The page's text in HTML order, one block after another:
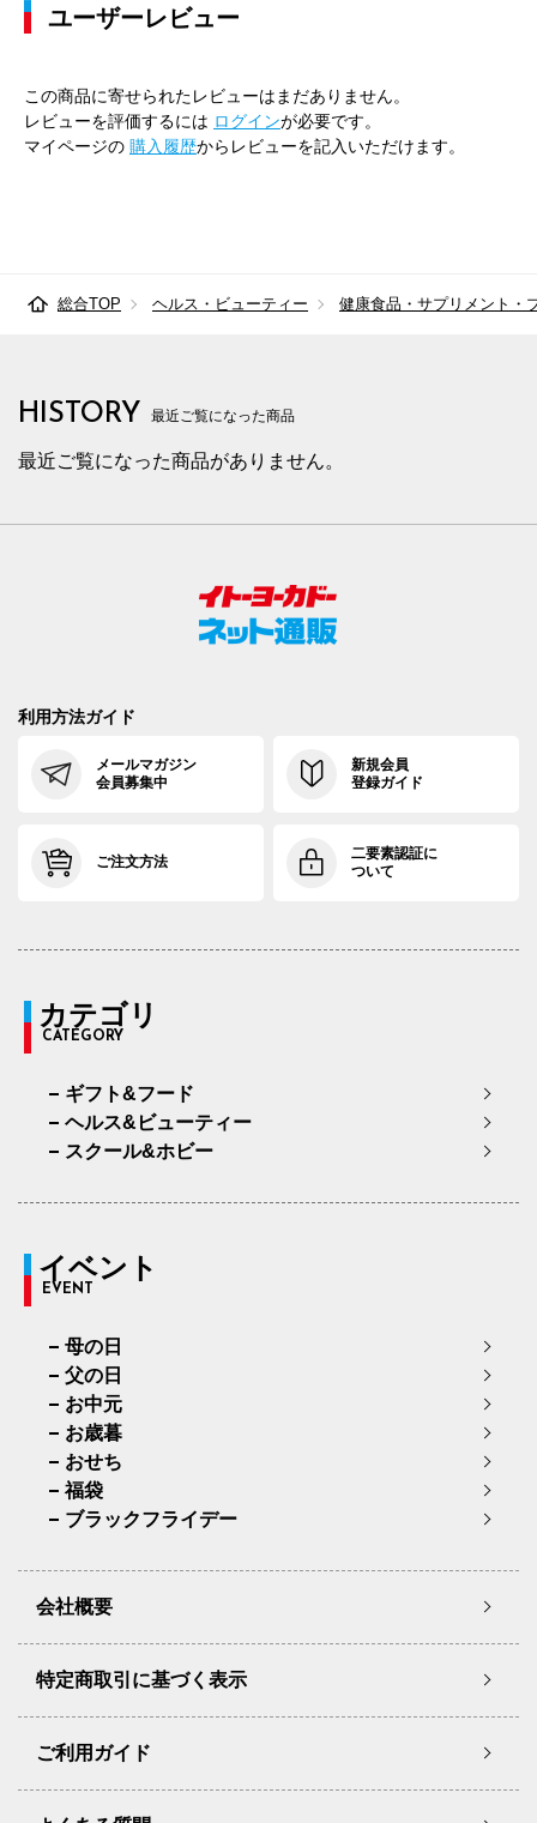
ユーザーレビュー
この商品に寄せられたレビューはまだありません。
レビューを評価するには ログインが必要です。
マイページの 購入履歴からレビューを記入いただけます。
総合TOP ヘルス・ビューティー 健康食品・サプリメント・
HISTORY 最近ご覧になった商品
最近ご覧になった商品がありません。
利用方法ガイド
メールマガジン
会員募集中
新規会員
登録ガイド
ご注文方法
二要素認証に
ついて
カテゴリ
CATEGORY
ギフト&フード
ヘルス&ビューティー
スクール&ホビー
イベント
EVENT
母の日
父の日
お中元
お歳暮
おせち
福袋
ブラックフライデー
会社概要
特定商取引に基づく表示
ご利用ガイド